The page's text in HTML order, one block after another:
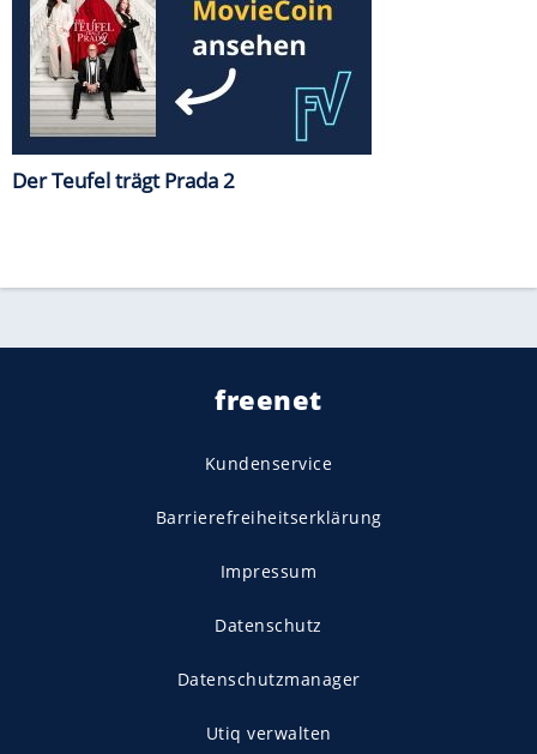
Der Teufel trägt Prada 2
freenet
Kundenservice
Barrierefreiheitserklärung
Impressum
Datenschutz
Datenschutzmanager
Utiq verwalten